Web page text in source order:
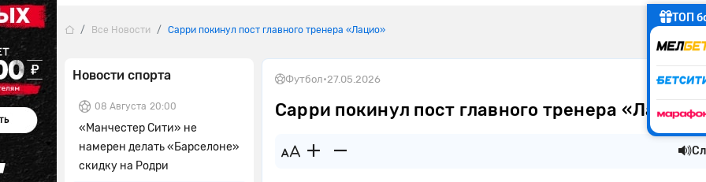
ТОП
Все Новости Сарри покинул пост главного тренера «Лацио»
Новости спорта
08 Августа 20:00
«Манчестер Сити» не
намерен делать «Барселоне»
скидку на Родри
Футбол•27.05.2026
Сарри покинул пост главного тренера «Лацио»